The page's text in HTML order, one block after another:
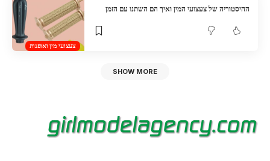
צעצועי מין ואופנות
ההיסטוריה של צעצועי המין ואיך הם השתנו עם הזמן
SHOW MORE